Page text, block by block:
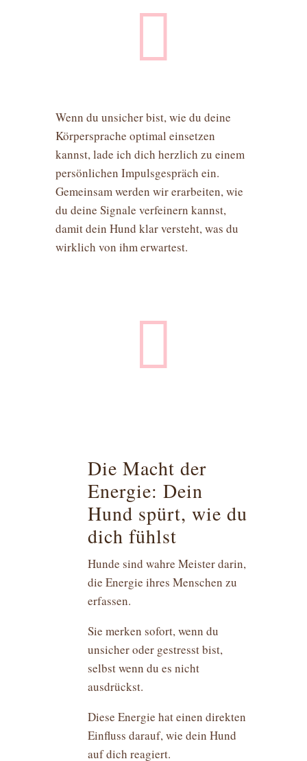

Wenn du unsicher bist, wie du deine
Körpersprache optimal einsetzen
kannst, lade ich dich herzlich zu einem
persönlichen Impulsgespräch ein.
Gemeinsam werden wir erarbeiten, wie
du deine Signale verfeinern kannst,
damit dein Hund klar versteht, was du
wirklich von ihm erwartest.

Die Macht der
Energie: Dein
Hund spürt, wie du
dich fühlst
Hunde sind wahre Meister darin,
die Energie ihres Menschen zu
erfassen.
Sie merken sofort, wenn du
unsicher oder gestresst bist,
selbst wenn du es nicht
ausdrückst.
Diese Energie hat einen direkten
Einfluss darauf, wie dein Hund
auf dich reagiert.